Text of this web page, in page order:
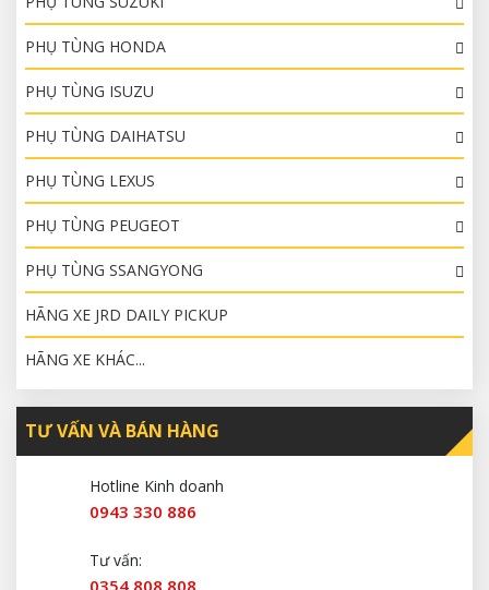
PHỤ TÙNG HONDA
PHỤ TÙNG ISUZU
PHỤ TÙNG DAIHATSU
PHỤ TÙNG LEXUS
PHỤ TÙNG PEUGEOT
PHỤ TÙNG SSANGYONG
HÃNG XE JRD DAILY PICKUP
HÃNG XE KHÁC...
TƯ VẤN VÀ BÁN HÀNG
Hotline Kinh doanh
0943 330 886
Tư vấn:
0354 808 808